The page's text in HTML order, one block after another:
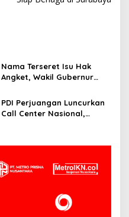
Nama Terseret Isu Hak
Angket, Wakil Gubernur
DPRD
PDI Perjuangan Luncurkan
Call Center Nasional,
Keluhan